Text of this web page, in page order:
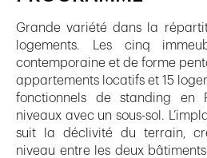
Grande variété dans la
logements. Les cinq
contemporaine et de forme
appartements locatifs et 15
fonctionnels de standing en
niveaux avec un sous-sol.
suit la déclivité du terrain,
niveau entre les deux